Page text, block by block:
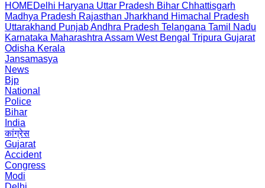
HOMEDelhi Haryana Uttar Pradesh Bihar Chhattisgarh
Madhya Pradesh Rajasthan Jharkhand Himachal Pradesh
Uttarakhand PunjabAndhra Pradesh Telangana Tamil Nadu
Karnataka Maharashtra Assam West Bengal Tripura Gujarat
Odisha Kerala
Jansamasya
News
Bjp
National
Police
Bihar
India
कांग्रेस
Gujarat
Accident
Congress
Modi